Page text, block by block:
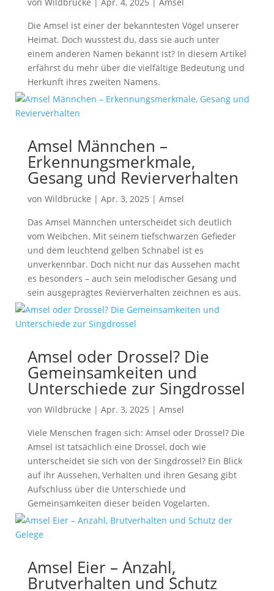
Die Amsel ist einer der bekanntesten Vögel unserer
Heimat. Doch wusstest du, dass sie auch unter
einem anderen Namen bekannt ist? In diesem Artikel
erfährst du mehr über die vielfältige Bedeutung und
Herkunft ihres zweiten Namens.
Amsel Männchen –
Erkennungsmerkmale,
Gesang und Revierverhalten
von Wildbrücke | Apr. 3, 2025 | Amsel
Das Amsel Männchen unterscheidet sich deutlich
vom Weibchen. Mit seinem tiefschwarzen Gefieder
und dem leuchtend gelben Schnabel ist es
unverkennbar. Doch nicht nur das Aussehen macht
es besonders – auch sein melodischer Gesang und
sein ausgeprägtes Revierverhalten zeichnen es aus.
Amsel oder Drossel? Die
Gemeinsamkeiten und
Unterschiede zur Singdrossel
von Wildbrücke | Apr. 3, 2025 | Amsel
Viele Menschen fragen sich: Amsel oder Drossel? Die
Amsel ist tatsächlich eine Drossel, doch wie
unterscheidet sie sich von der Singdrossel? Ein Blick
auf ihr Aussehen, Verhalten und ihren Gesang gibt
Aufschluss über die Unterschiede und
Gemeinsamkeiten dieser beiden Vogelarten.
Amsel Eier – Anzahl,
Brutverhalten und Schutz